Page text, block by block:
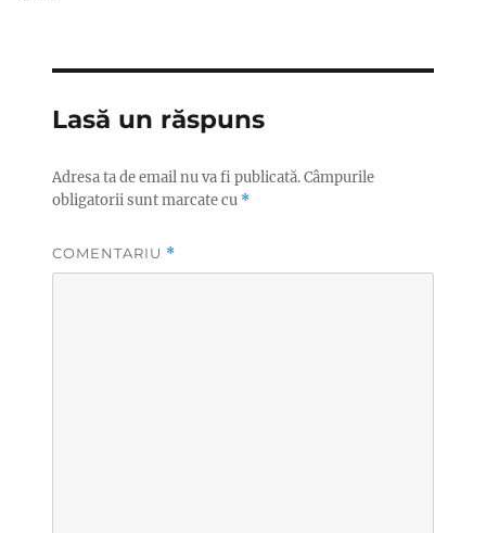
Lasă un răspuns
Adresa ta de email nu va fi publicată.Câmpurile
obligatorii sunt marcate cu *
COMENTARIU *